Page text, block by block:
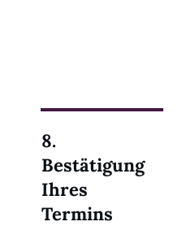
8.
Bestätigung
Ihres
Termins